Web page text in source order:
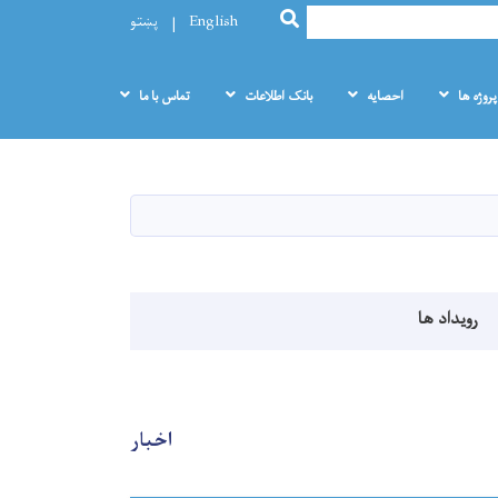
SEARCH
English پښتو
پروژه ها احصایه بانک اطلاعات تماس با ما
رویداد ها
اخبار